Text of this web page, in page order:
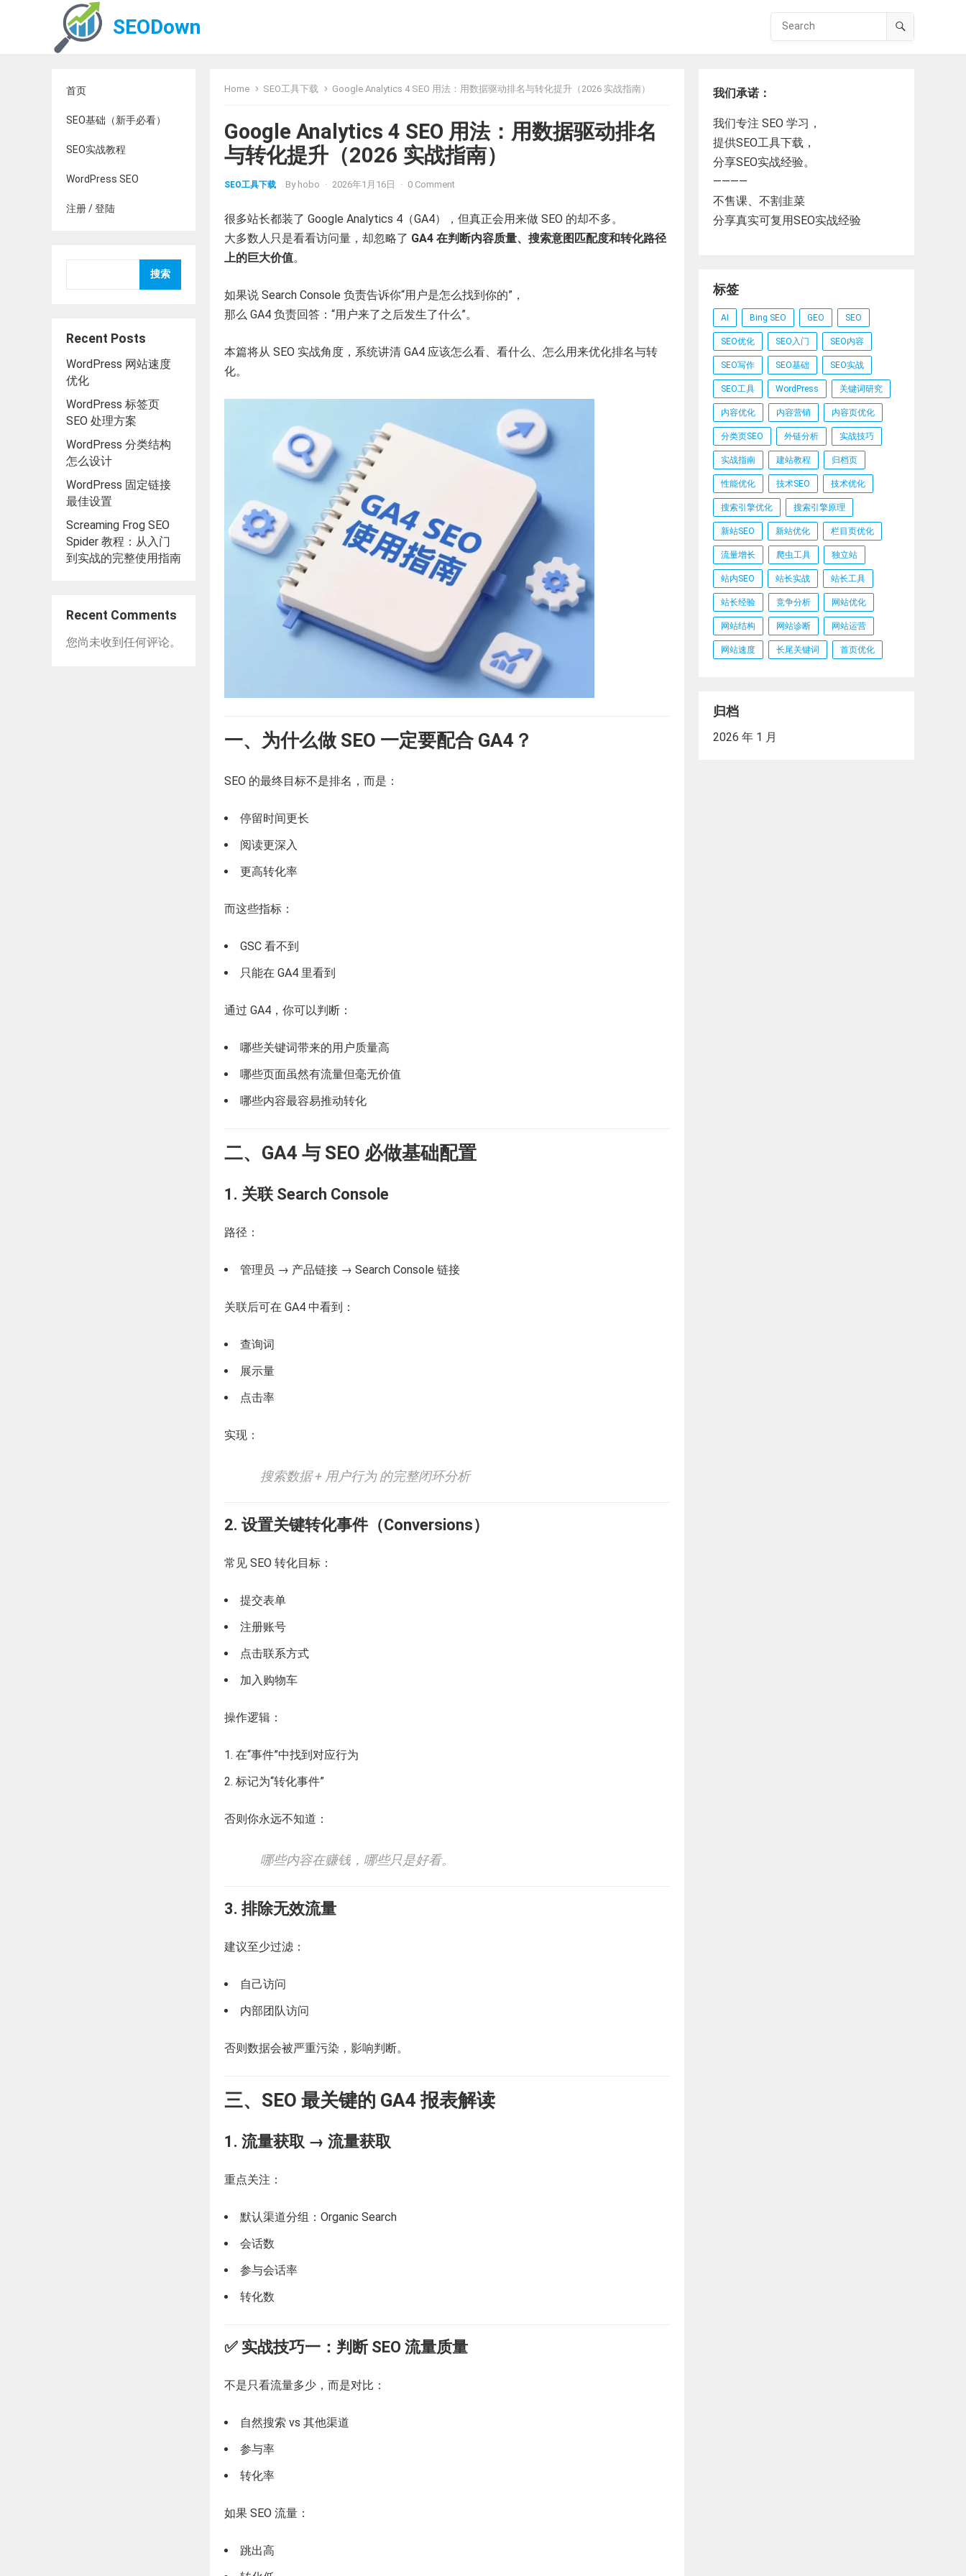
SEODown
首页
SEO基础（新手必看）
SEO实战教程
WordPress SEO
注册 / 登陆
搜索
Recent Posts
WordPress 网站速度
优化
WordPress 标签页
SEO 处理方案
WordPress 分类结构
怎么设计
WordPress 固定链接
最佳设置
Screaming Frog SEO
Spider 教程：从入门
到实战的完整使用指南
Recent Comments
您尚未收到任何评论。
Home SEO工具下载 Google Analytics 4 SEO 用法：用数据驱动排名与转化提升（2026 实战指南）
Google Analytics 4 SEO 用法：用数据驱动排名
与转化提升（2026 实战指南）
SEO工具下载 By hobo · 2026年1月16日 · 0 Comment
很多站长都装了 Google Analytics 4（GA4），但真正会用来做 SEO 的却不多。
大多数人只是看看访问量，却忽略了 GA4 在判断内容质量、搜索意图匹配度和转化路径
上的巨大价值。
如果说 Search Console 负责告诉你“用户是怎么找到你的”，
那么 GA4 负责回答：“用户来了之后发生了什么”。
本篇将从 SEO 实战角度，系统讲清 GA4 应该怎么看、看什么、怎么用来优化排名与转
化。
一、为什么做 SEO 一定要配合 GA4？
SEO 的最终目标不是排名，而是：
停留时间更长
阅读更深入
更高转化率
而这些指标：
GSC 看不到
只能在 GA4 里看到
通过 GA4，你可以判断：
哪些关键词带来的用户质量高
哪些页面虽然有流量但毫无价值
哪些内容最容易推动转化
二、GA4 与 SEO 必做基础配置
1. 关联 Search Console
路径：
管理员 → 产品链接 → Search Console 链接
关联后可在 GA4 中看到：
查询词
展示量
点击率
实现：
搜索数据 + 用户行为 的完整闭环分析
2. 设置关键转化事件（Conversions）
常见 SEO 转化目标：
提交表单
注册账号
点击联系方式
加入购物车
操作逻辑：
在“事件”中找到对应行为
标记为“转化事件”
否则你永远不知道：
哪些内容在赚钱，哪些只是好看。
3. 排除无效流量
建议至少过滤：
自己访问
内部团队访问
否则数据会被严重污染，影响判断。
三、SEO 最关键的 GA4 报表解读
1. 流量获取 → 流量获取
重点关注：
默认渠道分组：Organic Search
会话数
参与会话率
转化数
✅ 实战技巧一：判断 SEO 流量质量
不是只看流量多少，而是对比：
自然搜索 vs 其他渠道
参与率
转化率
如果 SEO 流量：
跳出高
我们承诺：
我们专注 SEO 学习，
提供SEO工具下载，
分享SEO实战经验。
————
不售课、不割韭菜
分享真实可复用SEO实战经验
标签
AI Bing SEO GEO SEO
SEO优化 SEO入门 SEO内容
SEO写作 SEO基础 SEO实战
SEO工具 WordPress 关键词研究
内容优化 内容营销 内容页优化
分类页SEO 外链分析 实战技巧
实战指南 建站教程 归档页
性能优化 技术SEO 技术优化
搜索引擎优化 搜索引擎原理
新站SEO 新站优化 栏目页优化
流量增长 爬虫工具 独立站
站内SEO 站长实战 站长工具
站长经验 竞争分析 网站优化
网站结构 网站诊断 网站运营
网站速度 长尾关键词 首页优化
归档
2026 年 1 月